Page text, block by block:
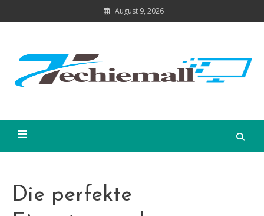
to
August 9, 2026
Die perfekte